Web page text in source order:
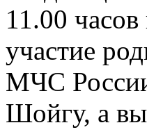
11.00
участие
МЧС
Шойгу, а